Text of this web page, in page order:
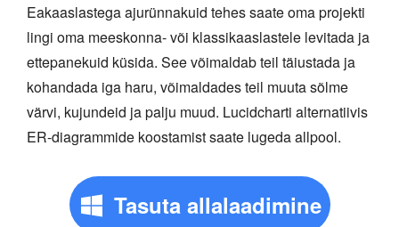
Eakaaslastega ajurünnakuid tehes saate oma projekti
lingi oma meeskonna- või klassikaaslastele levitada ja
ettepanekuid küsida. See võimaldab teil täiustada ja
kohandada iga haru, võimaldades teil muuta sõlme
värvi, kujundeid ja palju muud. Lucidcharti alternatiivis
ER-diagrammide koostamist saate lugeda allpool.
Tasuta allalaadimine